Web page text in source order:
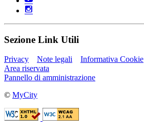
Sezione Link Utili
Privacy Note legali
Informativa Cookie
Area riservata
Pannello di amministrazione
© MyCity